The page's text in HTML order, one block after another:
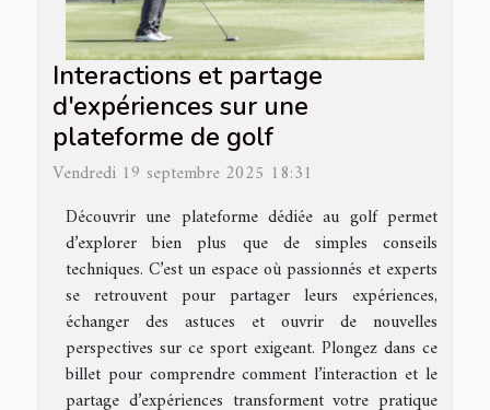
Interactions et partage
d'expériences sur une
plateforme de golf
Vendredi 19 septembre 2025 18:31
Découvrir une plateforme dédiée au golf permet
d’explorer bien plus que de simples conseils
techniques. C’est un espace où passionnés et experts
se retrouvent pour partager leurs expériences,
échanger des astuces et ouvrir de nouvelles
perspectives sur ce sport exigeant. Plongez dans ce
billet pour comprendre comment l’interaction et le
partage d’expériences transforment votre pratique